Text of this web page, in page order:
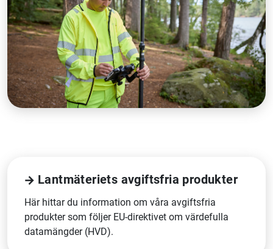
Lantmäteriets avgiftsfria produkter
Här hittar du information om våra avgiftsfria
produkter som följer EU-direktivet om värdefulla
datamängder (HVD).